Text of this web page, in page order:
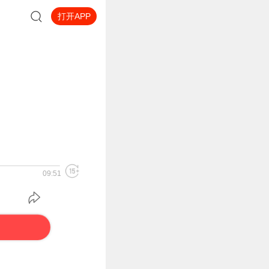
打开APP
09:51